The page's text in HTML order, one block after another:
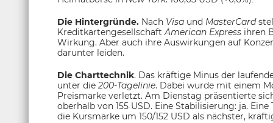
Die Hintergründe. Nach Visa und MasterCard
KreditkartengesellschaftAmerican Express ihren
Wirkung. Aber auch ihre Auswirkungen auf
darunter leiden.
Die Charttechnik. Das kräftige Minus der
unter die 200-Tagelinie. Dabei wurde mit einem
Preismarke verletzt. Am Dienstag präsentierte
oberhalb von 155 USD. Eine Stabilisierung: ja.
die Kursmarke um 150/152 USD als nächster,